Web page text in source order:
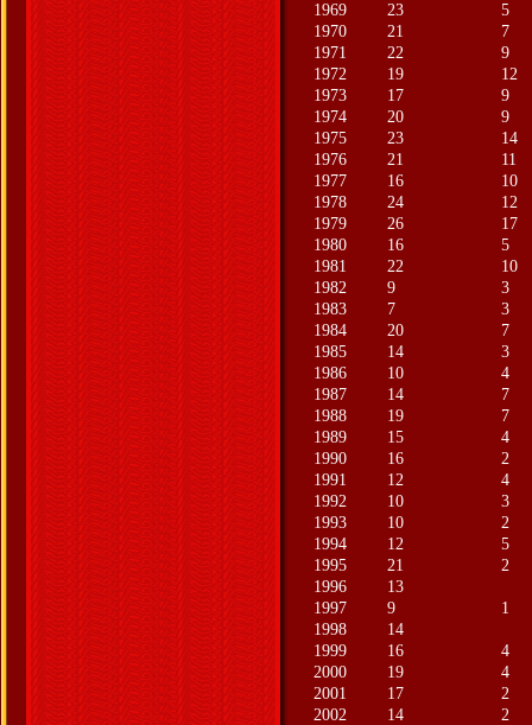
1969
23
5
1970
21
7
1971
22
9
1972
19
12
1973
17
9
1974
20
9
1975
23
14
1976
21
11
1977
16
10
1978
24
12
1979
26
17
1980
16
5
1981
22
10
1982
9
3
1983
7
3
1984
20
7
1985
14
3
1986
10
4
1987
14
7
1988
19
7
1989
15
4
1990
16
2
1991
12
4
1992
10
3
1993
10
2
1994
12
5
1995
21
2
1996
13
1997
9
1
1998
14
1999
16
4
2000
19
4
2001
17
2
2002
14
2